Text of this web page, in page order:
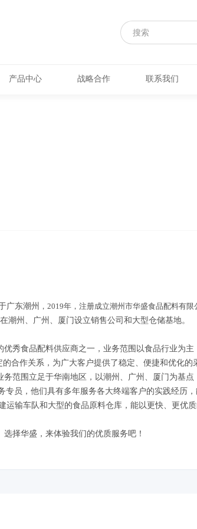
产品中心 战略合作 联系我们
广东潮州 ，2019年，注册成立潮州市华盛食品配料有限
潮州、广州、厦门设立销售公司和大型仓储基地。
秀食品配料供应商之一，业务范围以食品行业为
合作关系，为广大客户提供了稳定、便捷和优化的
范围立足于华南地区，以潮州、广州、厦门为基点
员，他们具有多年服务各大终端客户的实践经历
输车队和大型的食品原料仓库，能以更快、更优
选择华盛，来体验我们的优质服务吧！